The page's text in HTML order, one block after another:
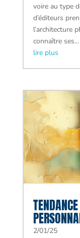
voire au type
d’éditeurs
l’architecture
connaître ses...
lire plus
2/01/25